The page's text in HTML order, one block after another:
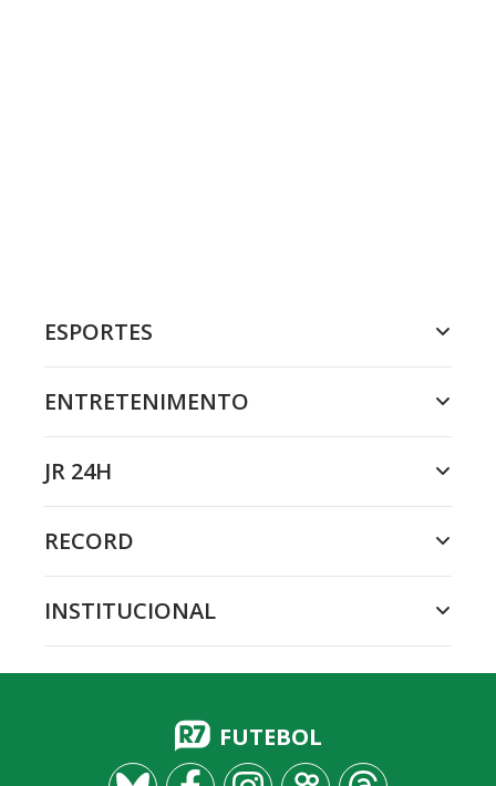
ESPORTES
ENTRETENIMENTO
JR 24H
RECORD
INSTITUCIONAL
FUTEBOL